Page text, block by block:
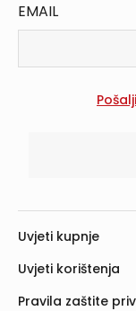
EMAIL
Uvjeti kupnje
Uvjeti korištenja
Pravila zaštite